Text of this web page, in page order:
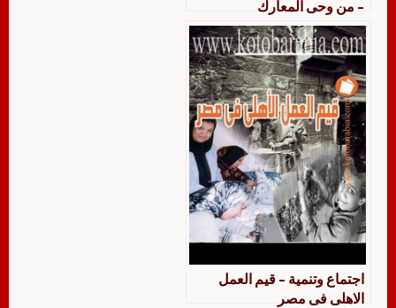
– من وحى المعارك
اجتماع وتنمية – قيم العمل
الاهلى فى مصر